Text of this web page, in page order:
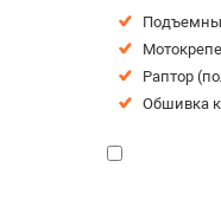
Раптор
Обшивка